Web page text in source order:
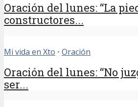
Oración del lunes: “La
constructores...
Mi vida en Xto • Oración
Oración del lunes: “No
ser...